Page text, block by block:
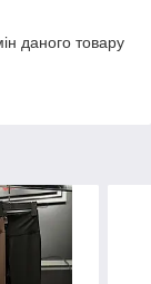
даного товару